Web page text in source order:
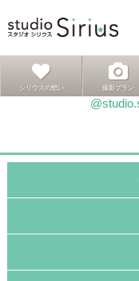
シリウスの想い 撮影プラン
稿
ー
の
稿:
次ページへ 次
おすすめバ
イ